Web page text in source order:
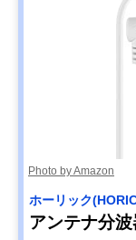
Photo by Amazon
ホーリック
アンテナ分